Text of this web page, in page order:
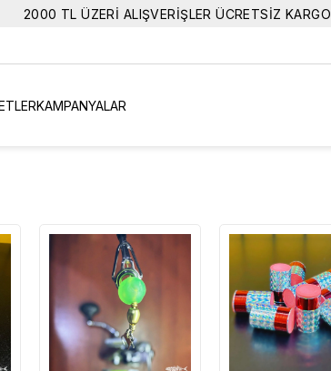
2000 TL ÜZERİ ALIŞVERİŞLER ÜCRETSİZ KARGO
KAMPANYALAR